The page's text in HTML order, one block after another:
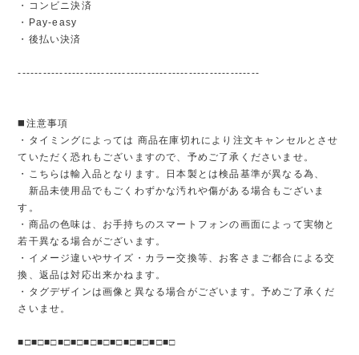
・コンビニ決済
・Pay-easy
・後払い決済
----------------------------------------------------------
◼️注意事項
・タイミングによっては 商品在庫切れにより注文キャンセルとさせ
ていただく恐れもございますので、予めご了承くださいませ。
・こちらは輸入品となります。日本製とは検品基準が異なる為、
新品未使用品でもごくわずかな汚れや傷がある場合もございま
す。
・商品の色味は、お手持ちのスマートフォンの画面によって実物と
若干異なる場合がございます。
・イメージ違いやサイズ・カラー交換等、お客さまご都合による交
換、返品は対応出来かねます。
・タグデザインは画像と異なる場合がございます。予めご了承くだ
さいませ。
■□■□■□■□■□■□■□■□■□■□■□■□